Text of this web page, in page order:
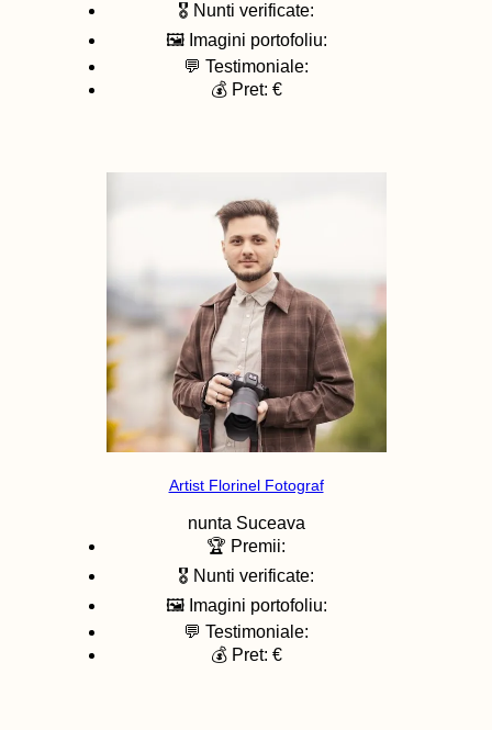
🎖️ Nunti verificate:
🖼️ Imagini portofoliu:
💬 Testimoniale:
💰 Pret: €
Artist Florinel Fotograf
nunta Suceava
🏆 Premii:
🎖️ Nunti verificate:
🖼️ Imagini portofoliu:
💬 Testimoniale:
💰 Pret: €